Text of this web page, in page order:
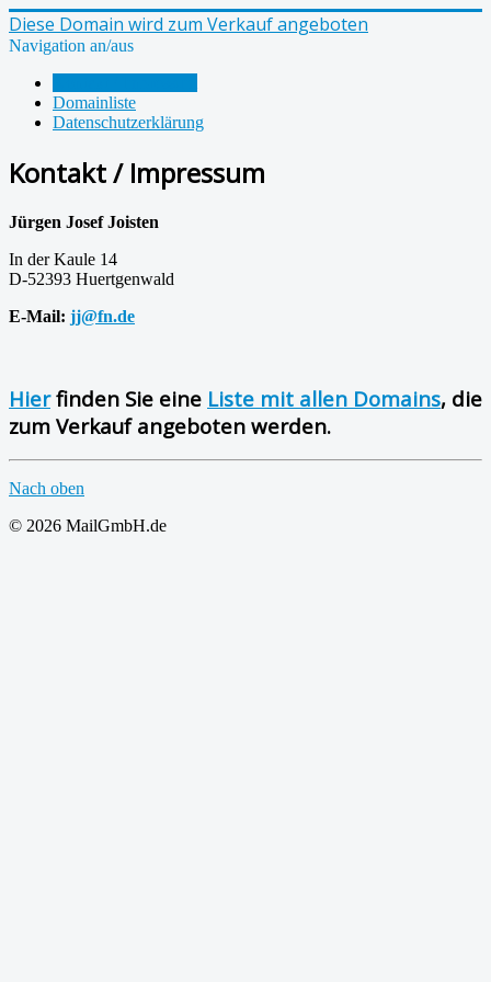
Diese Domain wird zum Verkauf angeboten
Navigation an/aus
Domainliste
Datenschutzerklärung
Kontakt / Impressum
Jürgen Josef Joisten
In der Kaule 14
D-52393 Huertgenwald
E-Mail: jj@fn.de
Hierfinden Sie eine Liste mit allen Domains, die
zum Verkauf angeboten werden.
Nach oben
© 2026 MailGmbH.de